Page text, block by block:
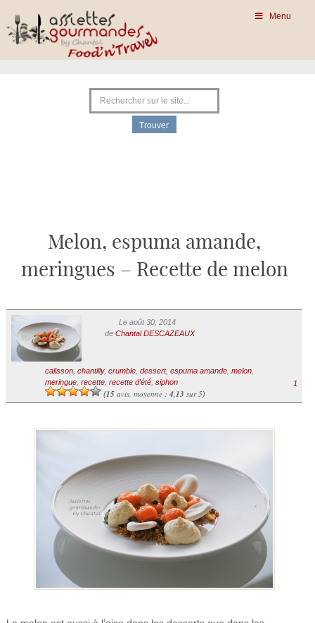
Menu
Melon, espuma amande,
meringues – Recette de melon
Le août 30, 2014
de Chantal DESCAZEAUX
calisson, chantilly, crumble, dessert, espuma amande, melon,
meringue, recette, recette d'été, siphon
(15avis, moyenne : 4,13 sur 5)
1